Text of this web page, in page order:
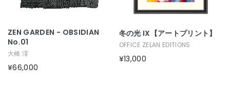
ZEN GARDEN - OBSIDIAN
No.01
大橋 澪
¥66,000
冬の光 IX【アートプリント】
OFFICE ZELAN EDITIONS
¥13,000